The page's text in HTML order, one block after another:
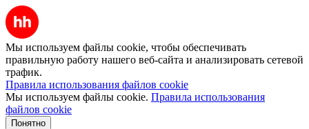
Мы используем файлы cookie, чтобы обеспечивать
правильную работу нашего веб-сайта и анализировать сетевой
трафик.
Правила использования файлов cookie
Мы используем файлы cookie. Правила использования
файлов cookie
Понятно